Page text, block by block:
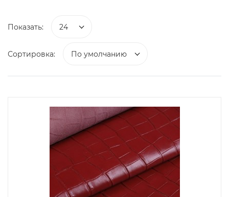
Показать: 24
Сортировка: По умолчанию